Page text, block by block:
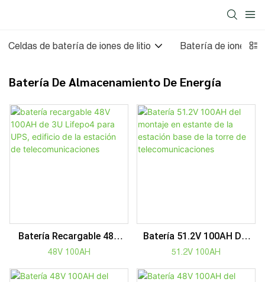
Celdas de batería de iones de litio Batería de iones de
Batería De Almacenamiento De Energía
Batería Recargable 48V
100AH ​​de 3U Lifepo4 Para
Estación De
48V 100AH
Batería 51.2V 100AH ​​del
Montaje En Estante De La
De Telecomunicaciones
51.2V 100AH